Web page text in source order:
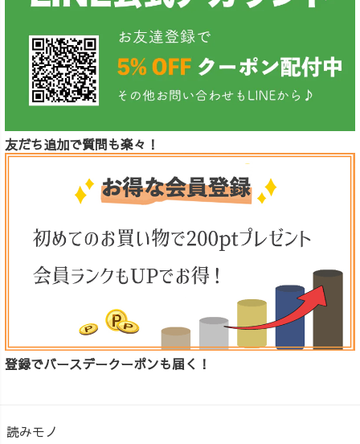
友だち追加で質問も楽々！
登録でバースデークーポンも届く！
読みモノ